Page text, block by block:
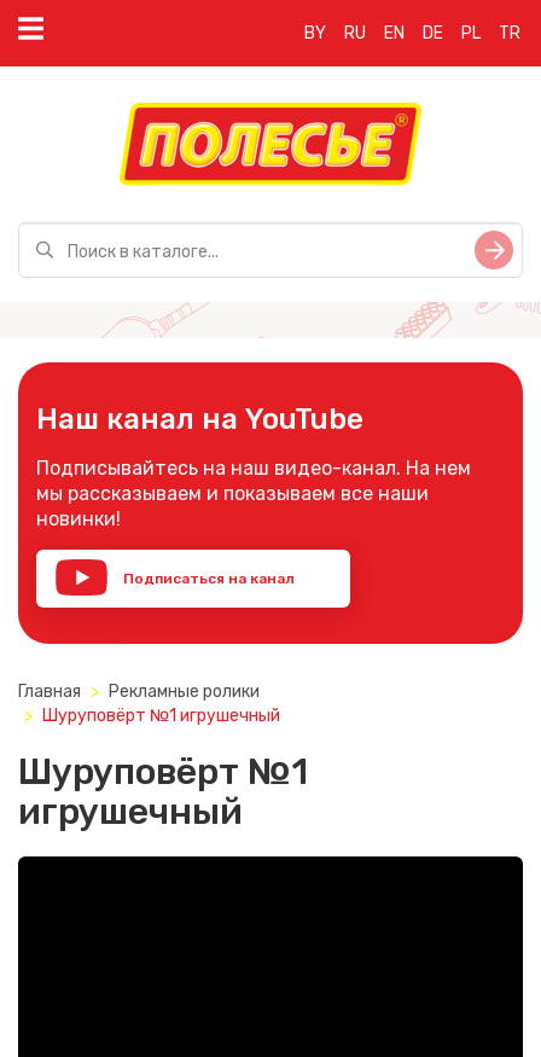
BY RU EN DE PL TR
Наш канал на YouTube
Подписывайтесь на наш видео-канал. На нем
мы рассказываем и показываем все наши
новинки!
Подписаться на канал
Главная
Рекламные ролики
Шуруповёрт №1 игрушечный
Шуруповёрт №1
игрушечный